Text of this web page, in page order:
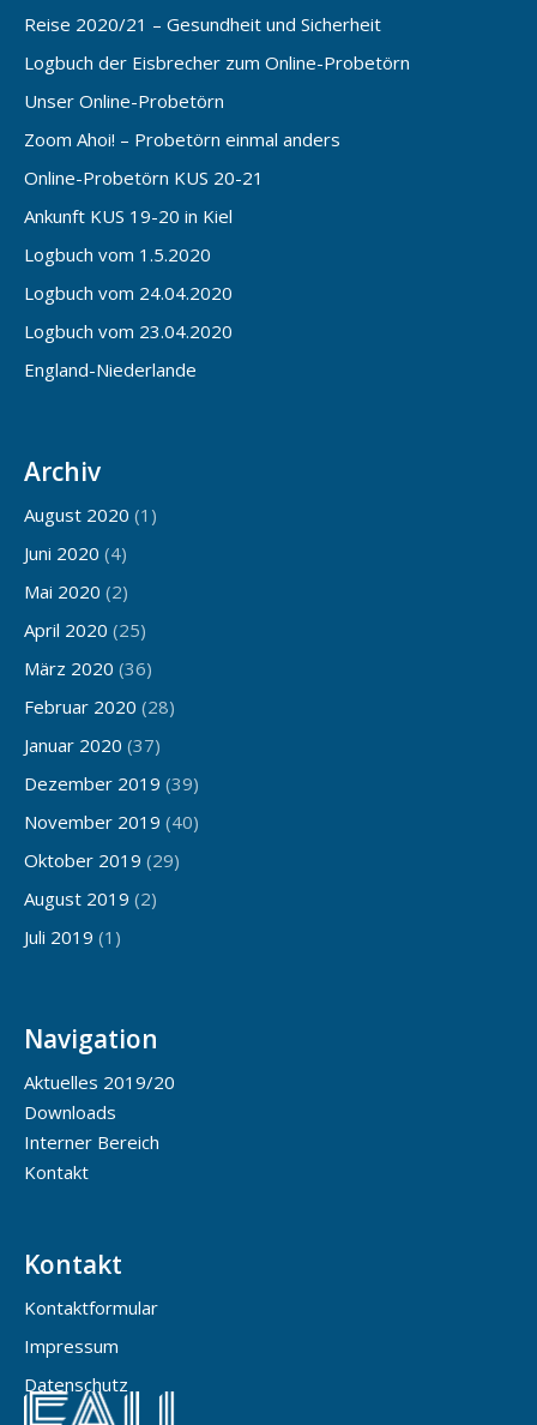
Reise 2020/21 – Gesundheit und Sicherheit
Logbuch der Eisbrecher zum Online-Probetörn
Unser Online-Probetörn
Zoom Ahoi! – Probetörn einmal anders
Online-Probetörn KUS 20-21
Ankunft KUS 19-20 in Kiel
Logbuch vom 1.5.2020
Logbuch vom 24.04.2020
Logbuch vom 23.04.2020
England-Niederlande
Archiv
August 2020 (1)
Juni 2020 (4)
Mai 2020 (2)
April 2020 (25)
März 2020 (36)
Februar 2020 (28)
Januar 2020 (37)
Dezember 2019 (39)
November 2019 (40)
Oktober 2019 (29)
August 2019 (2)
Juli 2019 (1)
Navigation
Aktuelles 2019/20
Downloads
Interner Bereich
Kontakt
Kontakt
Kontaktformular
Impressum
Datenschutz